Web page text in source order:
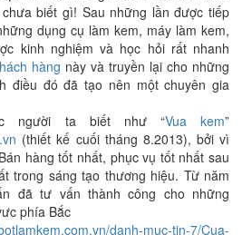
biết gì! Sau những lần được tiếp
dụng cụ làm kem, máy làm kem,
kinh nghiệm và học hỏi rất nhanh
hàng này và truyền lại cho những
điều đó đã tạo nên một chuyên gia
người ta biết như “Vua kem”
(thiết kế cuối tháng 8.2013), bởi vì
hàng tốt nhất, phục vụ tốt nhất sau
trong sáng tạo thương hiệu. Từ năm
đã tư vấn thành công cho những
phía Bắc
danh-muc-tin-7/Cua-